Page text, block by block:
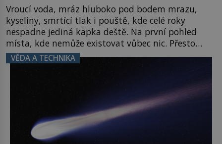
Vroucí voda, mráz hluboko pod bodem mrazu,
kyseliny, smrtící tlak i pouště, kde celé roky
nespadne jediná kapka deště. Na první pohled
místa, kde nemůže existovat vůbec nic. Přesto
právě tady vědci objevují organismy, které
posouvají hranice života. Každý nový nález mění
naše představy o tom, co všechno dokáže příroda a
napovídá, kde bychom jednou […]
VĚDA A TECHNIKA